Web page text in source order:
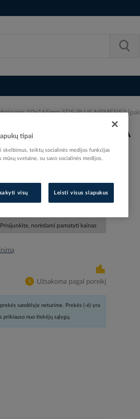
10x165mm SDS-PLUS NEMESIS2
po 10 vnt.] - MAKITA
201791
B-63410
Prisijunkite, norėdami pamatyti kainas
Užsakoma pagal poreikį
sandėlyje neturime. Prekės (-ė) yra
priklauso nuo tiekėjų sąlygų.
tipai
skelbimus, teiktų socialinės medijos funkcijas
svetaine, su savo socialinės medijos,
visų Leisti visus slapukus